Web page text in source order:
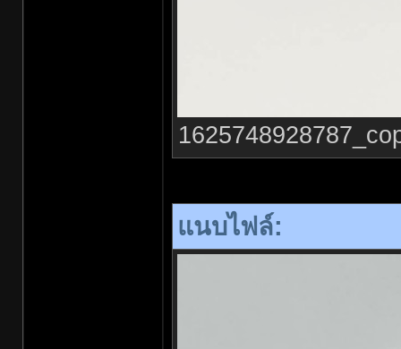
แนบไฟล์: